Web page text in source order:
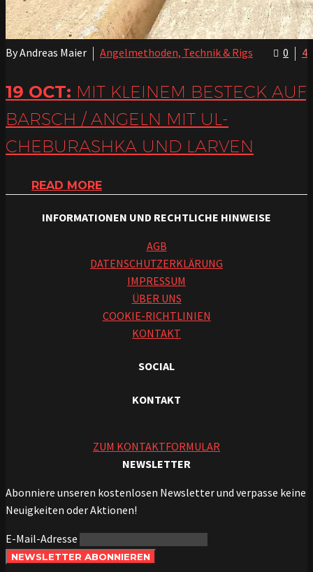
0 4
By Andreas Maier Angelmethoden, Technik & Rigs
19 OCT: MIT KLEINEM BESTECK AUF
BARSCH / ANGELN MIT UL-
CHEBURASHKA UND LARVEN
READ MORE
INFORMATIONEN UND RECHTLICHE HINWEISE
AGB
DATENSCHUTZERKLÄRUNG
IMPRESSUM
ÜBER UNS
COOKIE-RICHTLINIEN
KONTAKT
SOCIAL
KONTAKT
ZUM KONTAKTFORMULAR
NEWSLETTER
Abonniere unseren kostenlosen Newsletter und verpasse keine
Neuigkeiten oder Aktionen!
E-Mail-Adresse
NEWSLETTER ABONNIEREN